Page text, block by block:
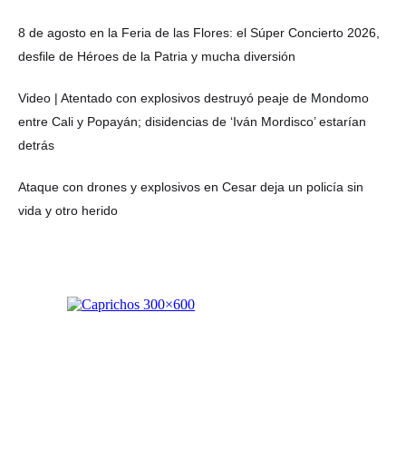
8 de agosto en la Feria de las Flores: el Súper Concierto 2026,
desfile de Héroes de la Patria y mucha diversión
Video | Atentado con explosivos destruyó peaje de Mondomo
entre Cali y Popayán; disidencias de ‘Iván Mordisco’ estarían
detrás
Ataque con drones y explosivos en Cesar deja un policía sin
vida y otro herido